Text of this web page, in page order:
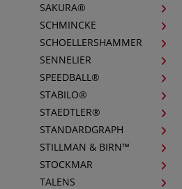
SAKURA®
SCHMINCKE
SCHOELLERSHAMMER
SENNELIER
SPEEDBALL®
STABILO®
STAEDTLER®
STANDARDGRAPH
STILLMAN & BIRN™
STOCKMAR
TALENS